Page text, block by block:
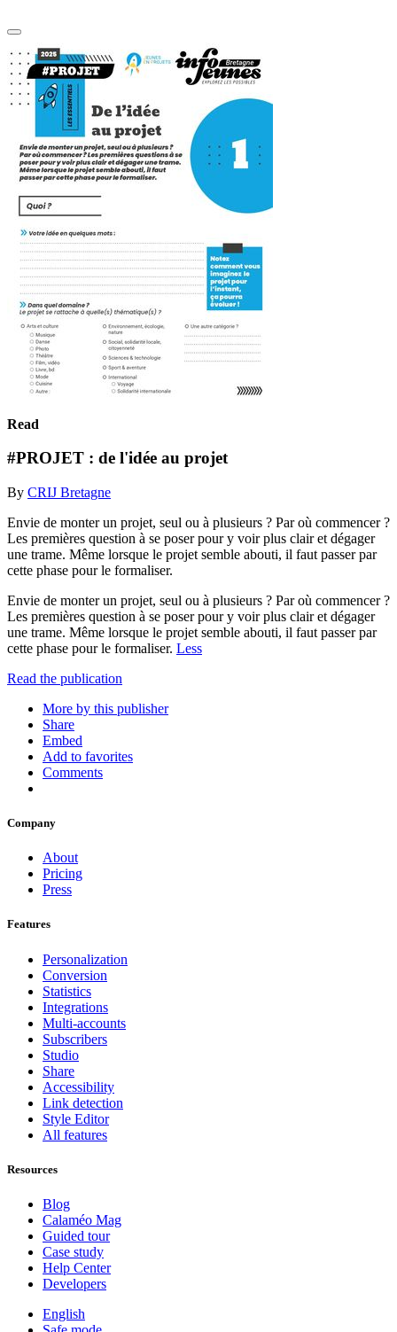
Read
#PROJET : de l'idée au projet
By CRIJ Bretagne
Envie de monter un projet, seul ou à plusieurs ? Par où commencer ?
Les premières question à se poser pour y voir plus clair et dégager
une trame. Même lorsque le projet semble abouti, il faut passer par
cette phase pour le formaliser.
Envie de monter un projet, seul ou à plusieurs ? Par où commencer ?
Les premières question à se poser pour y voir plus clair et dégager
une trame. Même lorsque le projet semble abouti, il faut passer par
cette phase pour le formaliser. Less
Read the publication
More by this publisher
Share
Embed
Add to favorites
Comments
Company
About
Pricing
Press
Features
Personalization
Conversion
Statistics
Integrations
Multi-accounts
Subscribers
Studio
Share
Accessibility
Link detection
Style Editor
All features
Resources
Blog
Calaméo Mag
Guided tour
Case study
Help Center
Developers
English